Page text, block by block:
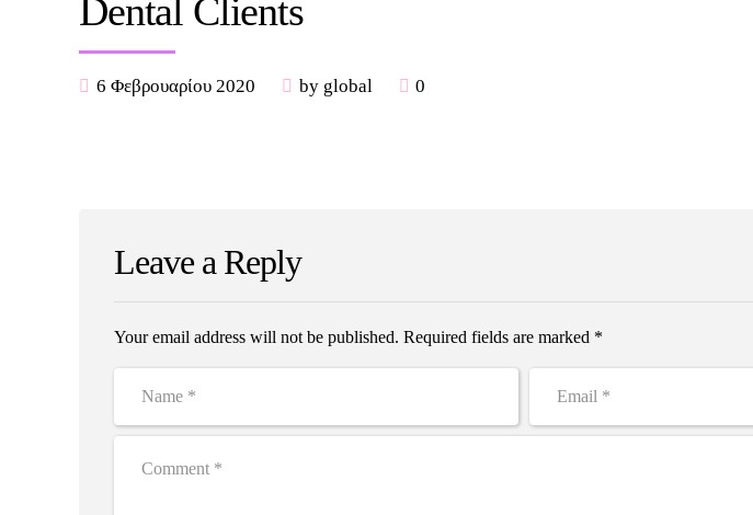
Dental Clients
6 Φεβρουαρίου 2020 by global 0
Leave a Reply
Your email address will not be published. Required fields are marked *